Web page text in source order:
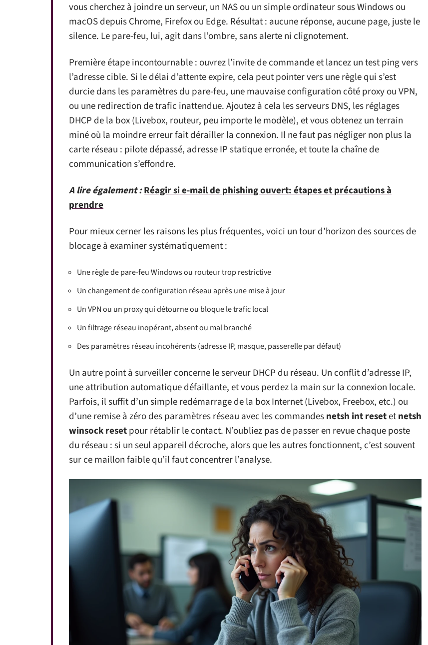
vous cherchez à joindre un serveur, un NAS ou un simple ordinateur sous Windows ou
macOS depuis Chrome, Firefox ou Edge. Résultat : aucune réponse, aucune page, juste le
silence. Le pare-feu, lui, agit dans l’ombre, sans alerte ni clignotement.
Première étape incontournable : ouvrez l’invite de commande et lancez un test ping vers
l’adresse cible. Si le délai d’attente expire, cela peut pointer vers une règle qui s’est
durcie dans les paramètres du pare-feu, une mauvaise configuration côté proxy ou VPN,
ou une redirection de trafic inattendue. Ajoutez à cela les serveurs DNS, les réglages
DHCP de la box (Livebox, routeur, peu importe le modèle), et vous obtenez un terrain
miné où la moindre erreur fait dérailler la connexion. Il ne faut pas négliger non plus la
carte réseau : pilote dépassé, adresse IP statique erronée, et toute la chaîne de
communication s’effondre.
A lire également :Réagir si e-mail de phishing ouvert: étapes et précautions à
prendre
Pour mieux cerner les raisons les plus fréquentes, voici un tour d’horizon des sources de
blocage à examiner systématiquement :
Une règle de pare-feu Windows ou routeur trop restrictive
Un changement de configuration réseau après une mise à jour
Un VPN ou un proxy qui détourne ou bloque le trafic local
Un filtrage réseau inopérant, absent ou mal branché
Des paramètres réseau incohérents (adresse IP, masque, passerelle par défaut)
Un autre point à surveiller concerne le serveur DHCP du réseau. Un conflit d’adresse IP,
une attribution automatique défaillante, et vous perdez la main sur la connexion locale.
Parfois, il suffit d’un simple redémarrage de la box Internet (Livebox, Freebox, etc.) ou
d’une remise à zéro des paramètres réseau avec les commandesnetsh int resetetnetsh
winsock resetpour rétablir le contact. N’oubliez pas de passer en revue chaque poste
du réseau : si un seul appareil décroche, alors que les autres fonctionnent, c’est souvent
sur ce maillon faible qu’il faut concentrer l’analyse.